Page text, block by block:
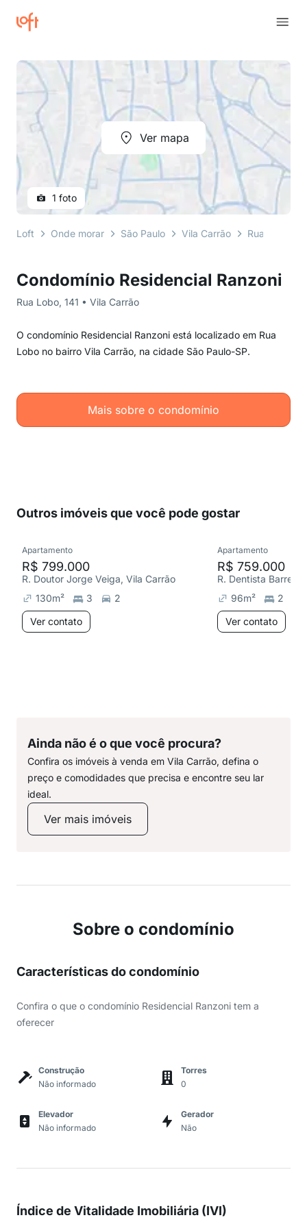
Condomínio Residencial Ranzoni
Rua Lobo, 141 • Vila Carrão
O condomínio Residencial Ranzoni está localizado em Rua
Lobo no bairro Vila Carrão, na cidade São Paulo-SP.
Mais sobre o condomínio
Ver mapa
1 foto
Loft Onde morar São Paulo Vila Carrão Rua Lobo
Outros imóveis que você pode gostar
Apartamento
R$ 799.000
R. Doutor Jorge Veiga, Vila Carrão
130m² 3
2
Ver contato
Apartamento
R$ 759.000
R. Dentista
96m²
2
Ver contato
Ainda não é o que você procura?
Confira os imóveis à venda em Vila Carrão, defina o
preço e comodidades que precisa e encontre seu lar
ideal.
Ver mais imóveis
Sobre o condomínio
Características do condomínio
Confira o que o condomínio Residencial Ranzoni tem a
oferecer
Construção
Não informado
Torres
0
Elevador
Não informado
Gerador
Não
Índice de Vitalidade Imobiliária (IVI)